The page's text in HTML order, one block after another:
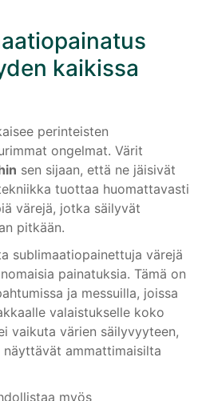
kaikissa
perinteisten
ongelmat. Värit
sen sijaan, että ne jäisivät
tuottaa huomattavasti
värejä, jotka säilyvät
pitkään.
sublimaatiopainettuja värejä
painatuksia. Tämä on
ja messuilla, joissa
valaistukselle koko
vaikuta värien säilyvyyteen,
ammattimaisilta
myös